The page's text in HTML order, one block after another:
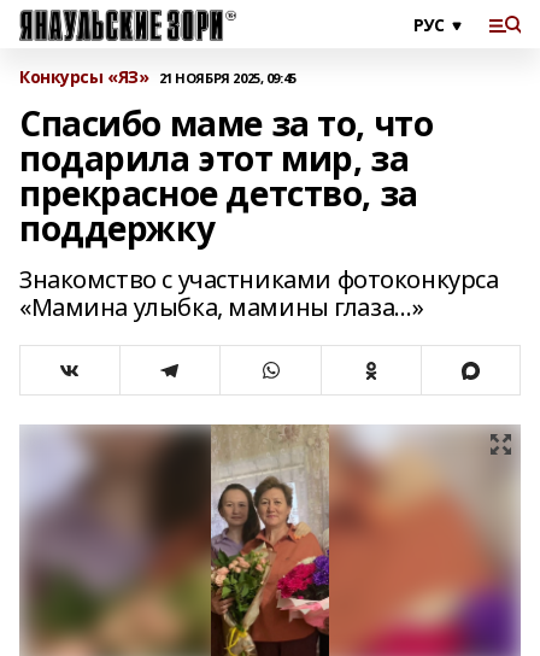
Конкурсы «ЯЗ» 21 НОЯБРЯ 2025, 09:45
Спасибо маме за то, что
подарила этот мир, за
прекрасное детство, за
поддержку
Знакомство с участниками фотоконкурса
«Мамина улыбка, мамины глаза…»